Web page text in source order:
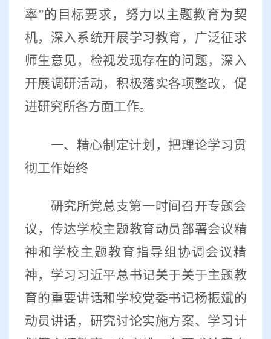
率”的目标要求，努力以主题教育为契
机，深入系统开展学习教育，广泛征求
师生意见，检视发现存在的问题，深入
开展调研活动，积极落实各项整改，促
进研究所各方面工作。
一、精心制定计划，把理论学习贯
彻工作始终
研究所党总支第一时间召开专题会
议，传达学校主题教育动员部署会议精
神和学校主题教育指导组协调会议精
神，学习习近平总书记关于关于主题教
育的重要讲话和学校党委书记杨振斌的
动员讲话，研究讨论实施方案、学习计